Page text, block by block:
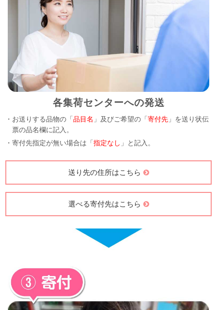
各集荷センターへの発送
・お送りする品物の「品目名 」及びご希望の「寄付先 」を送り状伝
票の品名欄に記入。
・寄付先指定が無い場合は「指定なし 」と記入。
送り先の住所はこちら
選べる寄付先はこちら